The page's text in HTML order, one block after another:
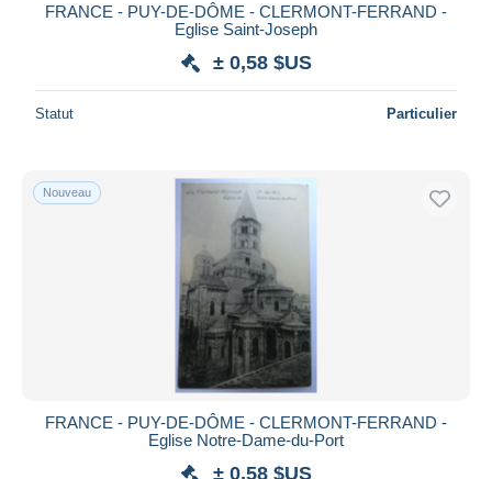
FRANCE - PUY-DE-DÔME - CLERMONT-FERRAND -
Eglise Saint-Joseph
± 0,58 $US
Statut Particulier
Nouveau
FRANCE - PUY-DE-DÔME - CLERMONT-FERRAND -
Eglise Notre-Dame-du-Port
± 0,58 $US